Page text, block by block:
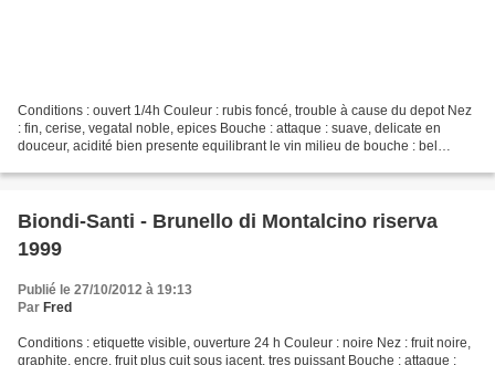
Conditions : ouvert 1/4h Couleur : rubis foncé, trouble à cause du depot Nez
: fin, cerise, vegatal noble, epices Bouche : attaque : suave, delicate en
douceur, acidité bien presente equilibrant le vin milieu de bouche : bel
Biondi-Santi - Brunello di Montalcino riserva
1999
Publié le 27/10/2012 à 19:13
Par Fred
Conditions : etiquette visible, ouverture 24 h Couleur : noire Nez : fruit noire,
graphite, encre, fruit plus cuit sous jacent, tres puissant Bouche : attaque :